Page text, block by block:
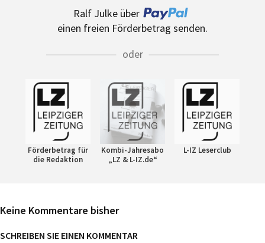
Ralf Julke über
einen freien Förderbetrag senden.
oder
Förderbetrag für
die Redaktion
Kombi-Jahresabo
„LZ & L-IZ.de“
L-IZ Leserclub
Keine Kommentare bisher
SCHREIBEN SIE EINEN KOMMENTAR